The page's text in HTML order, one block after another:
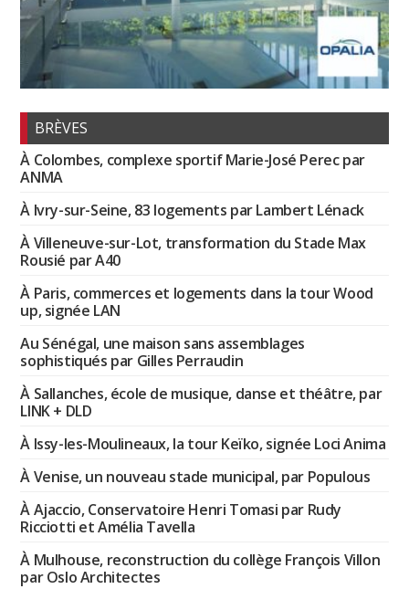
BRÈVES
À Colombes, complexe sportif Marie-José Perec par
ANMA
À Ivry-sur-Seine, 83 logements par Lambert Lénack
À Villeneuve-sur-Lot, transformation du Stade Max
Rousié par A40
À Paris, commerces et logements dans la tour Wood
up, signée LAN
Au Sénégal, une maison sans assemblages
sophistiqués par Gilles Perraudin
À Sallanches, école de musique, danse et théâtre, par
LINK + DLD
À Issy-les-Moulineaux, la tour Keïko, signée Loci Anima
À Venise, un nouveau stade municipal, par Populous
À Ajaccio, Conservatoire Henri Tomasi par Rudy
Ricciotti et Amélia Tavella
À Mulhouse, reconstruction du collège François Villon
par Oslo Architectes